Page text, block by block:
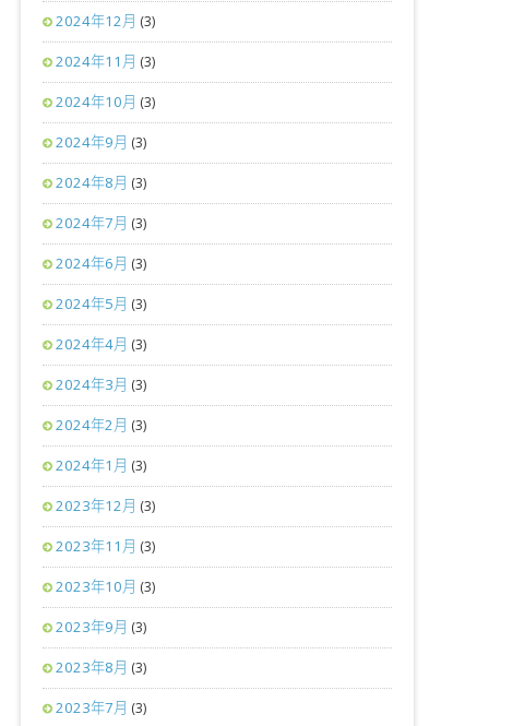
2024年12月 (3)
2024年11月 (3)
2024年10月 (3)
2024年9月 (3)
2024年8月 (3)
2024年7月 (3)
2024年6月 (3)
2024年5月 (3)
2024年4月 (3)
2024年3月 (3)
2024年2月 (3)
2024年1月 (3)
2023年12月 (3)
2023年11月 (3)
2023年10月 (3)
2023年9月 (3)
2023年8月 (3)
2023年7月 (3)